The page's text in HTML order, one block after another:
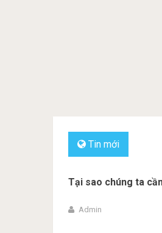
Tin mới
Tại sao chúng ta
Admin